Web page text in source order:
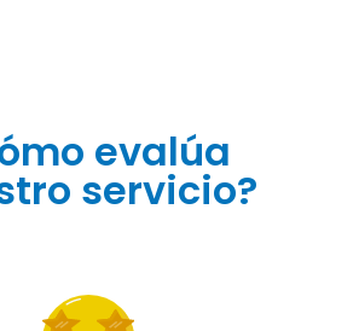
evalúa
servicio?